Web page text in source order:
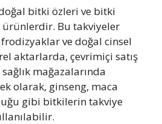
bitki özleri ve bitki
Bu takviyeler
ve doğal cinsel
aktarlarda, çevrimiçi satış
mağazalarında
olarak, ginseng, maca
gibi bitkilerin takviye